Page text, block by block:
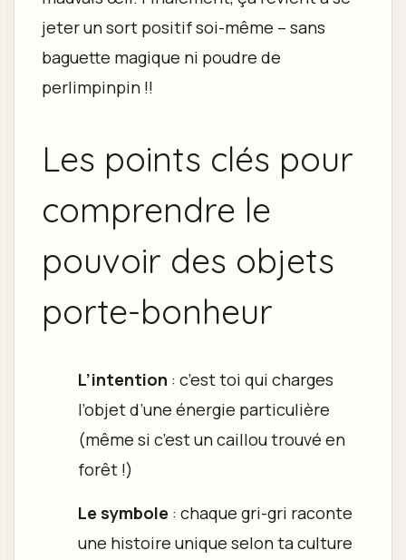
jeter un sort positif soi-même – sans
baguette magique ni poudre de
perlimpinpin !!
Les points clés pour
comprendre le
pouvoir des objets
porte-bonheur
L’intention : c’est toi qui charges
l’objet d’une énergie particulière
(même si c’est un caillou trouvé en
forêt !)
Le symbole : chaque gri-gri raconte
une histoire unique selon ta culture